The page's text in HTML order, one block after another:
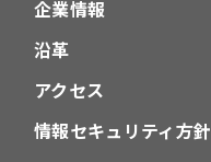
企業情報
沿革
アクセス
情報セキュリティ方針